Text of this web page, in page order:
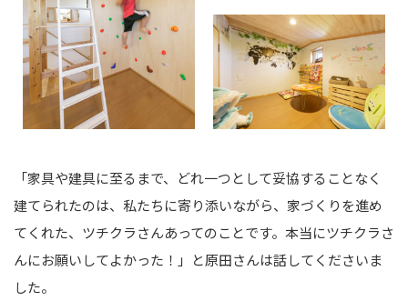
「家具や建具に至るまで、どれ一つとして妥協することなく
建てられたのは、私たちに寄り添いながら、家づくりを進め
てくれた、ツチクラさんあってのことです。本当にツチクラさ
んにお願いしてよかった！」と原田さんは話してくださいま
した。